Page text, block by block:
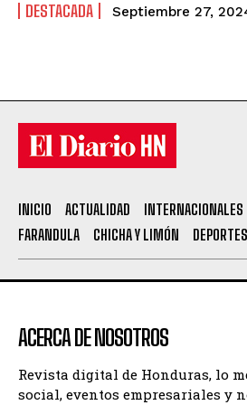
DESTACADA Septiembre 27,
INICIO ACTUALIDAD INTERNACIONALES
FARANDULA
CHICHA Y LIMÓN DEPORTES
ACERCA DE NOSOTROS
Revista digital de Honduras, lo
social, eventos empresariales y